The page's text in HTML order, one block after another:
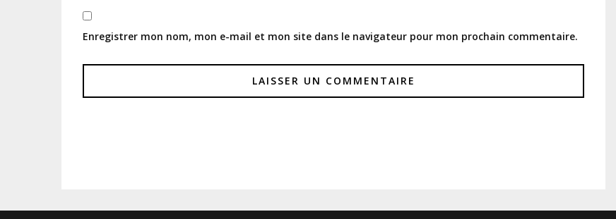
Enregistrer mon nom, mon e-mail et mon site dans le navigateur pour mon prochain commentaire.